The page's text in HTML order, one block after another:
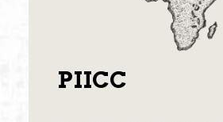
PIICC